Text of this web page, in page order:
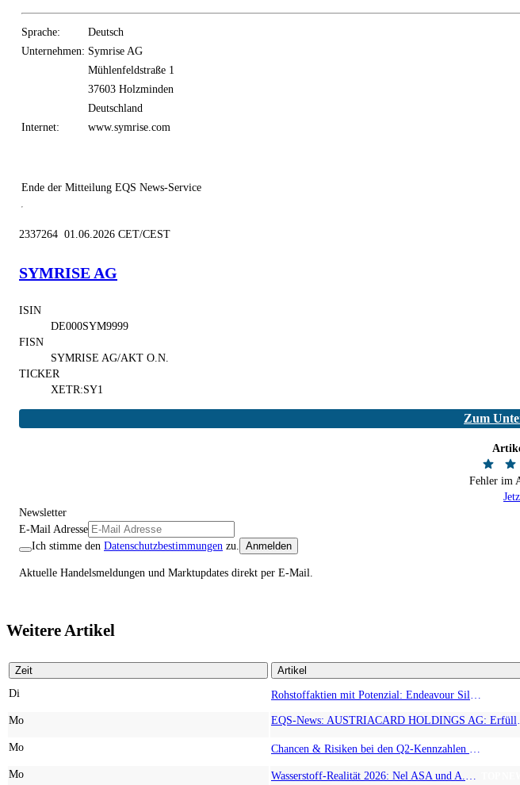
Sprache:
Deutsch
Unternehmen: Symrise AG
Mühlenfeldstraße 1
37603 Holzminden
Deutschland
Internet:
www.symrise.com
Ende der Mitteilung EQS News-Service
2337264 01.06.2026 CET/CEST
SYMRISE AG
ISIN
DE000SYM9999
FISN
SYMRISE AG/AKT O.N.
TICKER
XETR:SY1
Zum
Fehler im
Newsletter
E-Mail Adresse
Ich stimme den Datenschutzbestimmungen zu. Anmelden
Aktuelle Handelsmeldungen und Marktupdates direkt per E-Mail.
Weitere Artikel
Zeit Artikel
Di
Mo
Mo
Mo